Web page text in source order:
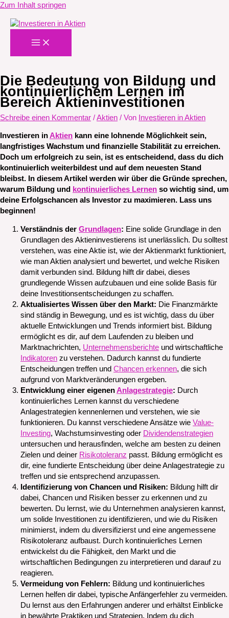
Zum Inhalt springen
Die Bedeutung von Bildung und
kontinuierlichem Lernen im
Bereich Aktieninvestitionen
Schreibe einen Kommentar /Aktien / Von Investieren in Aktien
Investieren inAktien kann eine lohnende Möglichkeit sein,
langfristiges Wachstum und finanzielle Stabilität zu erreichen.
Doch um erfolgreich zu sein, ist es entscheidend, dass du dich
kontinuierlich weiterbildest und auf dem neuesten Stand
bleibst. In diesem Artikel werden wir über die Gründe sprechen,
warum Bildung und kontinuierliches Lernen so wichtig sind, um
deine Erfolgschancen als Investor zu maximieren. Lass uns
beginnen!
Verständnis der Grundlagen: Eine solide Grundlage in den
Grundlagen des Aktieninvestierens ist unerlässlich. Du solltest
verstehen, was eine Aktie ist, wie der Aktienmarkt funktioniert,
wie man Aktien analysiert und bewertet, und welche Risiken
damit verbunden sind. Bildung hilft dir dabei, dieses
grundlegende Wissen aufzubauen und eine solide Basis für
deine Investitionsentscheidungen zu schaffen.
Aktualisiertes Wissen über den Markt: Die Finanzmärkte
sind ständig in Bewegung, und es ist wichtig, dass du über
aktuelle Entwicklungen und Trends informiert bist. Bildung
ermöglicht es dir, auf dem Laufenden zu bleiben und
Marktnachrichten, Unternehmensberichte und wirtschaftliche
Indikatoren zu verstehen. Dadurch kannst du fundierte
Entscheidungen treffen und Chancen erkennen, die sich
aufgrund von Marktveränderungen ergeben.
Entwicklung einer eigenenAnlagestrategie: Durch
kontinuierliches Lernen kannst du verschiedene
Anlagestrategien kennenlernen und verstehen, wie sie
funktionieren. Du kannst verschiedene Ansätze wie Value-
Investing, Wachstumsinvesting oder Dividendenstrategien
untersuchen und herausfinden, welche am besten zu deinen
Zielen und deiner Risikotoleranz passt. Bildung ermöglicht es
dir, eine fundierte Entscheidung über deine Anlagestrategie zu
treffen und sie entsprechend anzupassen.
Identifizierung von Chancen und Risiken: Bildung hilft dir
dabei, Chancen und Risiken besser zu erkennen und zu
bewerten. Du lernst, wie du Unternehmen analysieren kannst,
um solide Investitionen zu identifizieren, und wie du Risiken
minimierst, indem du diversifizierst und eine angemessene
Risikotoleranz aufbaust. Durch kontinuierliches Lernen
entwickelst du die Fähigkeit, den Markt und die
wirtschaftlichen Bedingungen zu interpretieren und darauf zu
reagieren.
Vermeidung von Fehlern: Bildung und kontinuierliches
Lernen helfen dir dabei, typische Anfängerfehler zu vermeiden.
Du lernst aus den Erfahrungen anderer und erhältst Einblicke
in bewährte Praktiken und Strategien. Indem du dich